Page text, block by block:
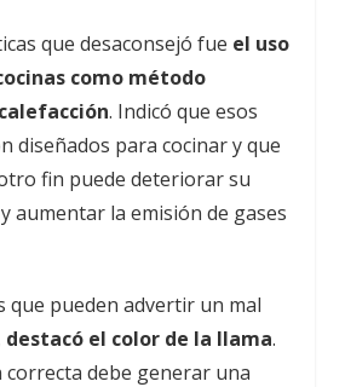
que desaconsejó fue el uso
como método
. Indicó que esos
diseñados para cocinar y que
fin puede deteriorar su
aumentar la emisión de gases
que pueden advertir un mal
destacó el color de la llama.
debe generar una